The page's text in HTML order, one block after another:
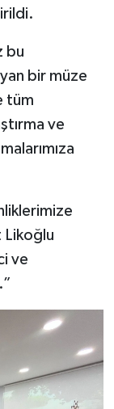
bu
bir müze
tüm
ve
Likoğlu
ve